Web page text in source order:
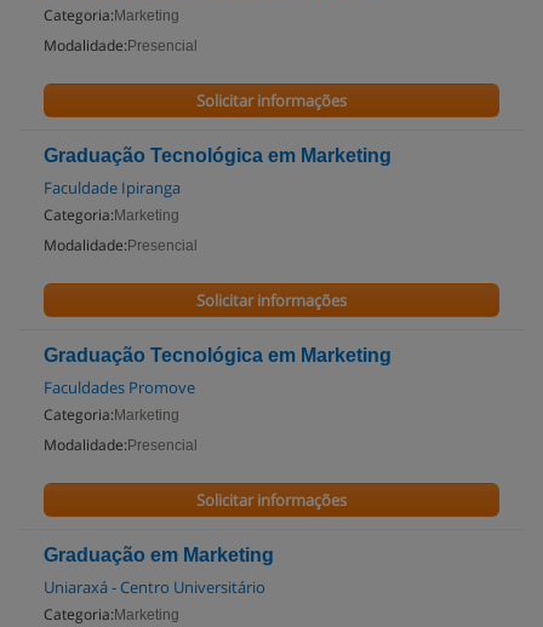
Categoria: Marketing
Modalidade: Presencial
Solicitar informações
Graduação Tecnológica em Marketing
Faculdade Ipiranga
Categoria: Marketing
Modalidade: Presencial
Solicitar informações
Graduação Tecnológica em Marketing
Faculdades Promove
Categoria: Marketing
Modalidade: Presencial
Solicitar informações
Graduação em Marketing
Uniaraxá - Centro Universitário
Categoria: Marketing